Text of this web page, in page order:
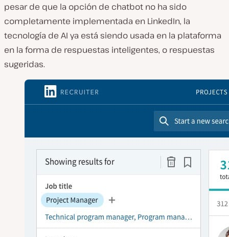
pesar de que la opción de chatbot no ha sido
completamente implementada en LinkedIn, la
tecnología de AI ya está siendo usada en la plataforma
en la forma de respuestas inteligentes, o respuestas
sugeridas.